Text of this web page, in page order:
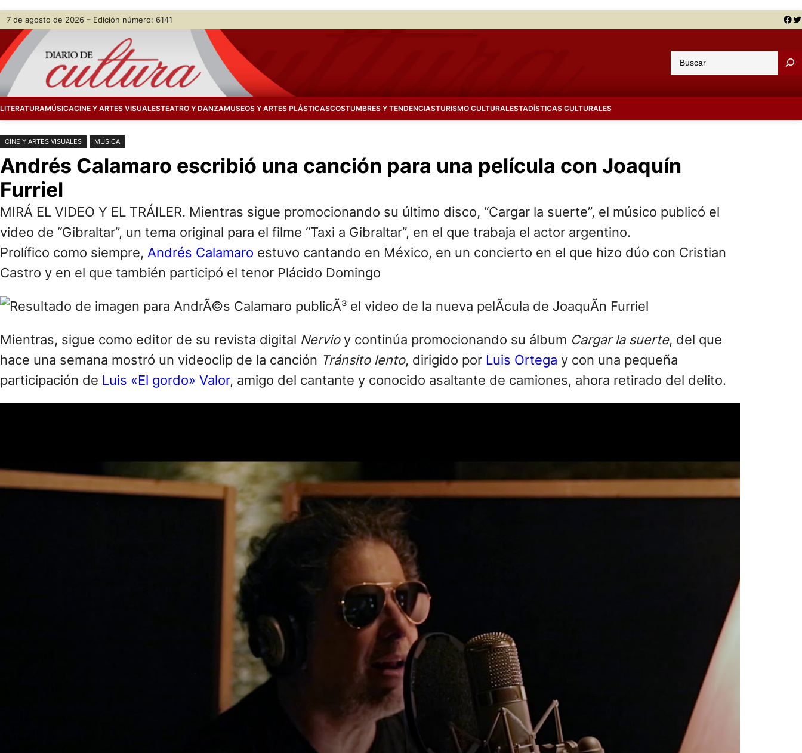
Saltar
contenido
Skip
content
7 de agosto de 2026 – Edición número: 6141 Facebook Twitter
u
a
LITERATURAMÚSICACINE Y ARTES VISUALESTEATRO Y DANZAMUSEOS Y ARTES PLÁSTICASCOSTUMBRES Y TENDENCIASTURISMO CULTURALESTADÍSTICAS CULTURALES
CINE Y ARTES VISUALES MÚSICA
Andrés Calamaro escribió una canción para una película con Joaquín
Furriel
MIRÁ EL VIDEO Y EL TRÁILER. Mientras sigue promocionando su último disco, “Cargar la suerte”, el músico publicó el
video de “Gibraltar”, un tema original para el filme “Taxi a Gibraltar”, en el que trabaja el actor argentino.
Prolífico como siempre, Andrés Calamaro estuvo cantando en México, en un concierto en el que hizo dúo con Cristian
Castro y en el que también participó el tenor Plácido Domingo
Mientras, sigue como editor de su revista digital Nervio y continúa promocionando su álbum Cargar la suerte, del que
hace una semana mostró un videoclip de la canción Tránsito lento, dirigido por Luis Ortega y con una pequeña
participación de Luis «El gordo» Valor, amigo del cantante y conocido asaltante de camiones, ahora retirado del delito.